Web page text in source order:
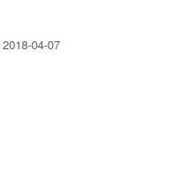
2018-04-07